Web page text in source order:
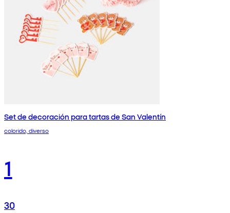
Set de decoración para tartas de San Valentín
colorido, diverso
1
30